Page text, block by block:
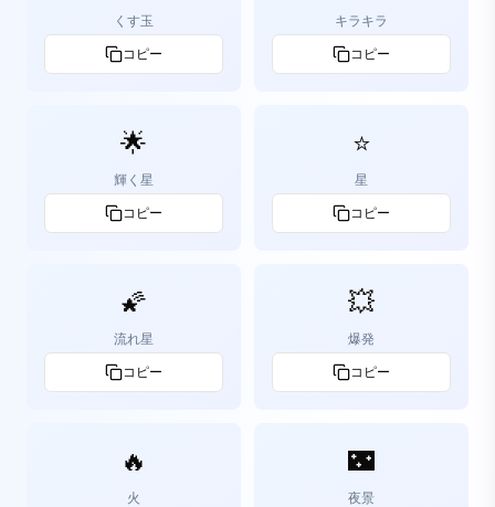
くす玉
コピー
キラキラ
コピー
🌟
輝く星
コピー
⭐️
星
コピー
🌠
流れ星
コピー
💥
爆発
コピー
🔥
火
🌃
夜景